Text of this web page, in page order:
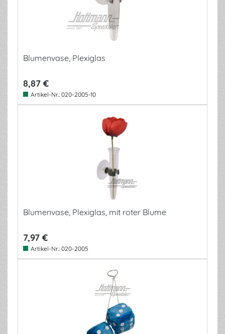
Blumenvase, Plexiglas
8,87 €
Artikel-Nr.: 020-2005-10
Blumenvase, Plexiglas, mit roter Blume
7,97 €
Artikel-Nr.: 020-2005